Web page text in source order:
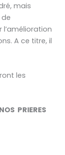
mais
A ce titre, il
les
PRIERES